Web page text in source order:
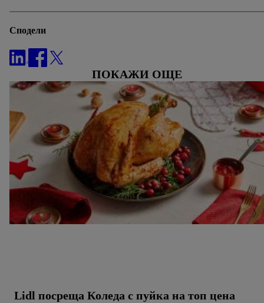
Сподели
ПОКАЖИ ОЩЕ
Lidl посреща Коледа с пуйка на топ цена